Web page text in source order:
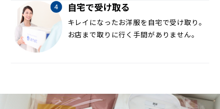
自宅で受け取る
キレイになったお洋服を自宅で受け取り。
お店まで取りに行く手間がありません。